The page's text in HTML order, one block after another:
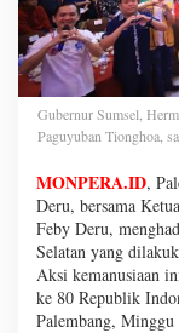
Gubernur Sumsel,
Paguyuban Tionghoa,
MONPERA.ID,
Deru, bersama
Feby Deru,
Selatan yang
Aksi kemanusiaan
ke 80 Republik
Palembang,